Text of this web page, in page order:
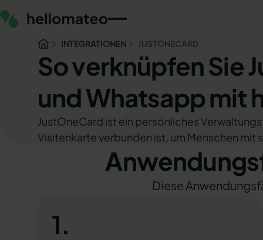
INTEGRATIONEN JUSTONECARD
So verknüpfen Sie
und Whatsapp mit
JustOneCard ist ein persönliches
Visitenkarte verbunden ist, um Menschen mit
Diese
1.